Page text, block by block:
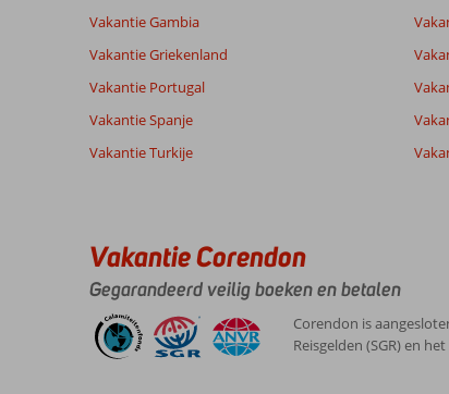
Vakantie Gambia
Vakantie Griekenland
Vakantie Portugal
Vakantie Spanje
Vakantie Turkije
Vakantie Corendon
Gegarandeerd veilig boeken en betalen
Corendon is
Reisgelden (SGR) en